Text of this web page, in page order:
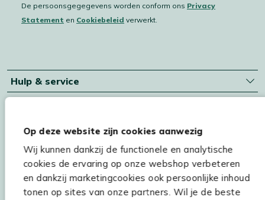
Op deze website zijn cookies aanwezig
Wij kunnen dankzij de functionele en analytische
cookies de ervaring op onze webshop verbeteren
en dankzij marketingcookies ook persoonlijke inhoud
tonen op sites van onze partners. Wil je de beste
De persoonsgegegevens worden conform ons Privacy
Statement en Cookiebeleid verwerkt.
Hulp & service
Experience Stores XXL